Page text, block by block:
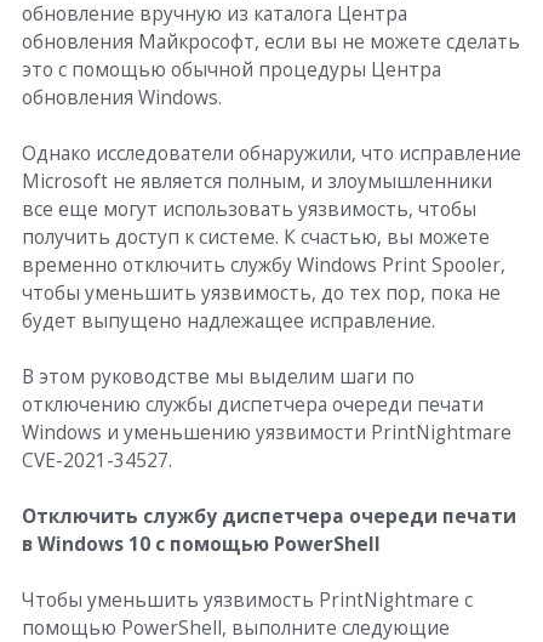
обновление вручную из каталога Центра
обновления Майкрософт, если вы не можете сделать
это с помощью обычной процедуры Центра
обновления Windows.
Однако исследователи обнаружили, что исправление
Microsoft не является полным, и злоумышленники
все еще могут использовать уязвимость, чтобы
получить доступ к системе. К счастью, вы можете
временно отключить службу Windows Print Spooler,
чтобы уменьшить уязвимость, до тех пор, пока не
будет выпущено надлежащее исправление.
В этом руководстве мы выделим шаги по
отключению службы диспетчера очереди печати
Windows и уменьшению уязвимости PrintNightmare
CVE-2021-34527.
Отключить службу диспетчера очереди печати
в Windows 10 с помощью PowerShell
Чтобы уменьшить уязвимость PrintNightmare с
помощью PowerShell, выполните следующие